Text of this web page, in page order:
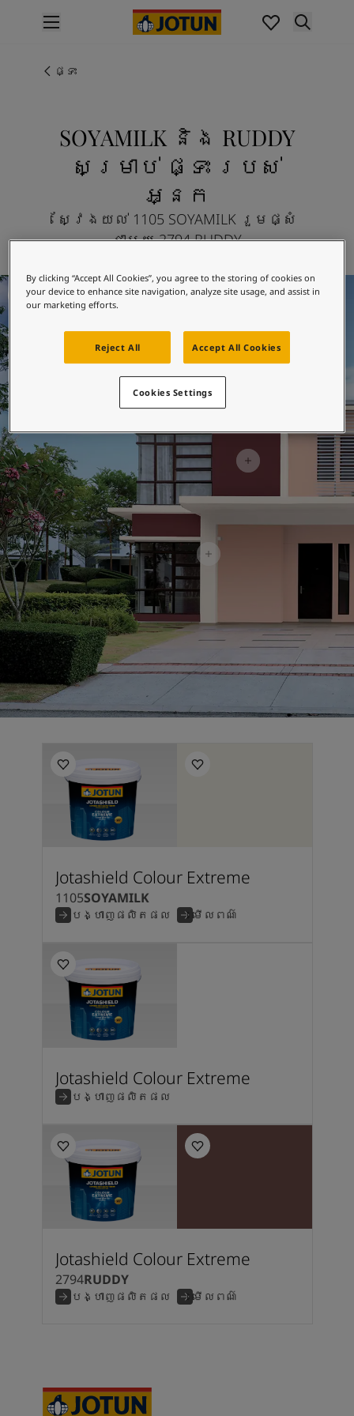
គំនូរខាងក្នុង
ផលិតផលផ្នែកខាងក្រៅ
ពណ៌ថ្នាំលាបខាងក្នុង
ពណ៌ខាងក្នុងទាំងអស់។
ពណ៌ខាងក្រៅទាំងអស់។
ជម្រើសពណ៌
គំរូរពណ៌
ការបំផុសគំនិត
ការបំផុសគំនិតពីផ្នែកខាងក្នុងផ្ទះ
ការបំផុសគំនិតពីផ្នែកខាងក្រៅផ្ទះ
Blog សំរាប់ការរស់នៅដែលពោរពេញដោយការការបំផុសគំនិ
អត្ថបទ
លាបពណ៌ផ្ទះរបស់អ្នក
ស្វែងរកដេប៉ូ
ឯកសារផលិតផល
តារាង​ទិន្នន័យ
Soulful Spaces - ជម្រើសពណ៌ចុងក្រោយបំផុតពី Jotun
ផ្ទះ
SOYAMILK និង RUDDY
សម្រាប់ ផ្ទះ របស់
អ្នក
ស្វែងយល់ 1105 SOYAMILK រួមផ្សំ
ជាមួយ 2794 RUDDY
Jotashield Colour Extreme
1105SOYAMILK
បង្ហាញផលិតផល មើលពណ៌
Jotashield Colour Extreme
បង្ហាញផលិតផល
Jotashield Colour Extreme
2794RUDDY
បង្ហាញផលិតផល មើលពណ៌
Exterior Inspiration
By clicking “Accept All Cookies”, you agree to the storing of cookies on
your device to enhance site navigation, analyze site usage, and assist in
our marketing efforts.
Reject All Accept All Cookies
Cookies Settings